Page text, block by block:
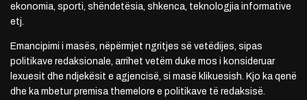
ekonomia, sporti, shëndetësia, shkenca, teknologjia informative
etj.
Emancipimi i masës, nëpërmjet ngritjes së vetëdijes, sipas
politikave redaksionale, arrihet vetëm duke mos i konsideruar
lexuesit dhe ndjekësit e agjencisë, si masë klikuesish. Kjo ka qenë
dhe ka mbetur premisa themelore e politikave të redaksisë.